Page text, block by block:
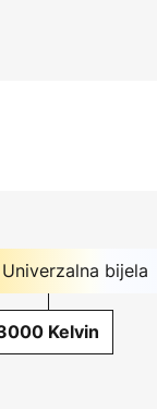
Univerzalna bijela
Kelvin